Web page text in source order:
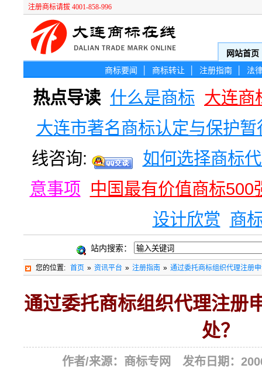
注册商标请拔 4001-858-996
网站首页
商标要闻
商标转让 注册指南 法
热点导读 什么是商标 大连商
大连市著名商标认定与保护暂
线咨询:
如何选择商标
意事项 中国最有价值商标500
设计欣赏 商
站内搜索：
您的位置: 首页 » 资讯平台 » 注册指南 » 通过委托商标组织代理注册
通过委托商标组织代理注册
处？
作者/来源：商标专网 发布日期：